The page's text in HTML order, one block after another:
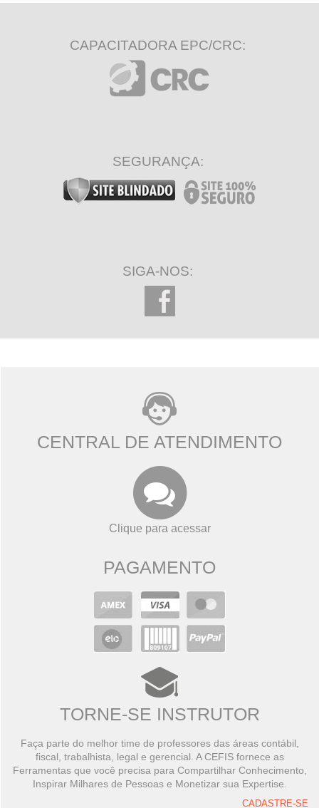
CAPACITADORA EPC/CRC:
SEGURANÇA:
SIGA-NOS:
CENTRAL DE ATENDIMENTO
Clique para acessar
PAGAMENTO
TORNE-SE INSTRUTOR
Faça parte do melhor time de professores das áreas contábil,
fiscal, trabalhista, legal e gerencial. A CEFIS fornece as
Ferramentas que você precisa para Compartilhar Conhecimento,
Inspirar Milhares de Pessoas e Monetizar sua Expertise.
CADASTRE-SE